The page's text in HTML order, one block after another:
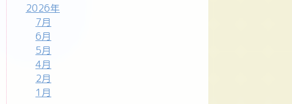
2026年
7月
6月
5月
4月
2月
1月